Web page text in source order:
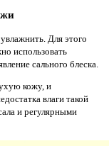
Для этого
использовать
сального блеска.
кожу, и
влаги такой
и регулярными